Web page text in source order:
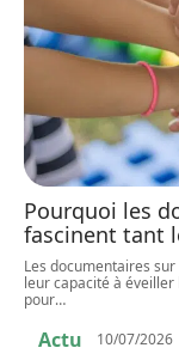
Pourquoi les
fascinent tant
Les documentaires
leur capacité à
pour…
Actu 10/07/2026